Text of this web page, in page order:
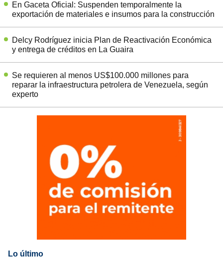
En Gaceta Oficial: Suspenden temporalmente la
exportación de materiales e insumos para la construcción
Delcy Rodríguez inicia Plan de Reactivación Económica
y entrega de créditos en La Guaira
Se requieren al menos US$100.000 millones para
reparar la infraestructura petrolera de Venezuela, según
experto
Lo último